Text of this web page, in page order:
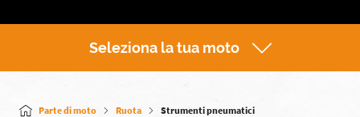
Seleziona la tua moto
Parte di moto Ruota Strumenti pneumatici